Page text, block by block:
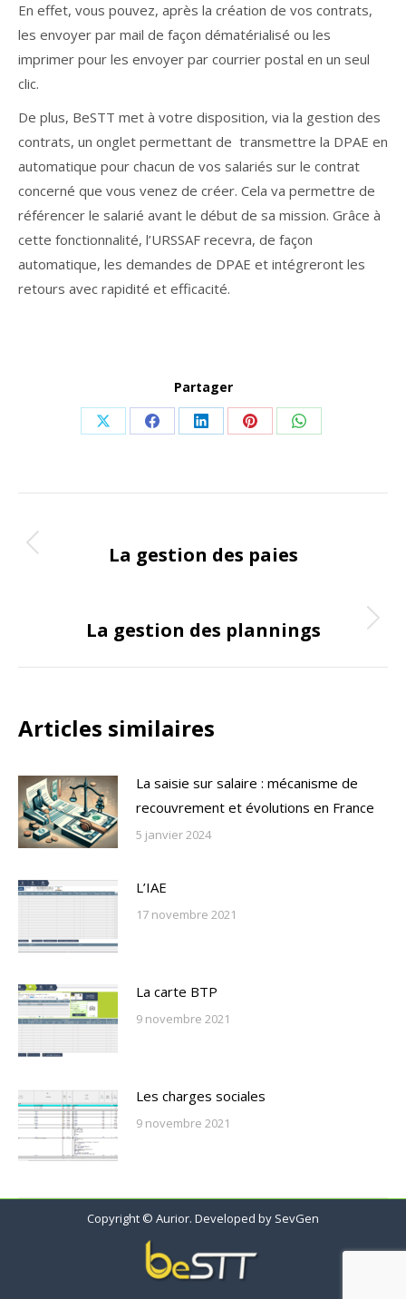
En effet, vous pouvez, après la création de vos contrats,
les envoyer par mail de façon dématérialisé ou les
imprimer pour les envoyer par courrier postal en un seul
clic.
De plus, BeSTT met à votre disposition, via la gestion des
contrats, un onglet permettant de transmettre la DPAE en
automatique pour chacun de vos salariés sur le contrat
concerné que vous venez de créer. Cela va permettre de
référencer le salarié avant le début de sa mission. Grâce à
cette fonctionnalité, l’URSSAF recevra, de façon
automatique, les demandes de DPAE et intégreront les
retours avec rapidité et efficacité.
Partager
Share
X
Share
Facebook
Share
LinkedIn
Share
Pinterest
Share
WhatsApp
de
Onglet
La gestion des paies
Onglet
La gestion des plannings
Articles similaires
La saisie sur salaire : mécanisme de
recouvrement et évolutions en France
5 janvier 2024
L’IAE
17 novembre 2021
La carte BTP
9 novembre 2021
Les charges sociales
9 novembre 2021
Copyright © Aurior. Developed by SevGen